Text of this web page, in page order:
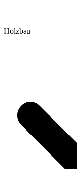
Holzbau